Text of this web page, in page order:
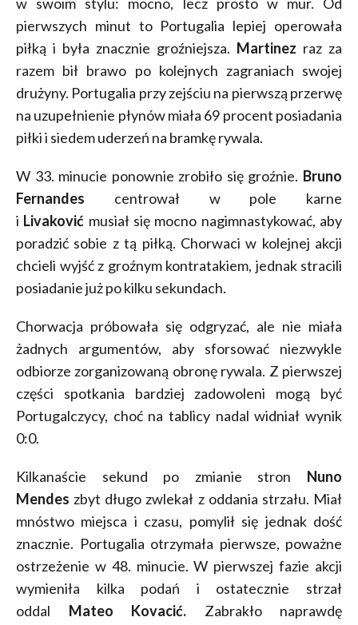
pierwszych minut to Portugalia lepiej operowała
piłką i była znacznie groźniejsza. Martinez raz za
razem bił brawo po kolejnych zagraniach swojej
drużyny. Portugalia przy zejściu na pierwszą przerwę
na uzupełnienie płynów miała 69 procent posiadania
piłki i siedem uderzeń na bramkę rywala.
W 33. minucie ponownie zrobiło się groźnie. Bruno
Fernandes centrował w pole karne
i Livaković musiał się mocno nagimnastykować, aby
poradzić sobie z tą piłką. Chorwaci w kolejnej akcji
chcieli wyjść z groźnym kontratakiem, jednak stracili
posiadanie już po kilku sekundach.
Chorwacja próbowała się odgryzać, ale nie miała
żadnych argumentów, aby sforsować niezwykle
odbiorze zorganizowaną obronę rywala. Z pierwszej
części spotkania bardziej zadowoleni mogą być
Portugalczycy, choć na tablicy nadal widniał wynik
0:0.
Kilkanaście sekund po zmianie stron Nuno
Mendes zbyt długo zwlekał z oddania strzału. Miał
mnóstwo miejsca i czasu, pomylił się jednak dość
znacznie. Portugalia otrzymała pierwsze, poważne
ostrzeżenie w 48. minucie. W pierwszej fazie akcji
wymieniła kilka podań i ostatecznie strzał
oddal Mateo Kovacić. Zabrakło naprawdę